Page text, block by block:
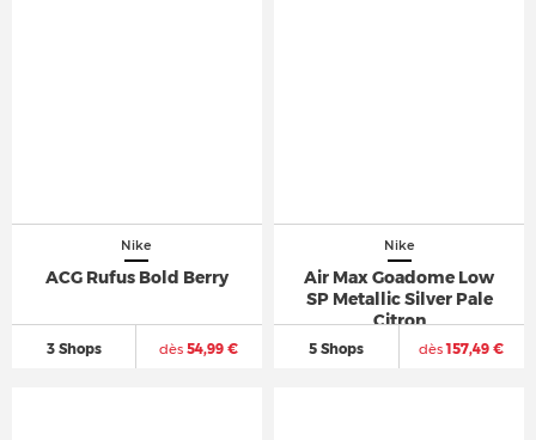
Nike
ACG Rufus Bold Berry
3 Shops dès 54,99 €
Nike
Air Max Goadome Low
SP Metallic Silver Pale
Citron
5 Shops dès157,49 €